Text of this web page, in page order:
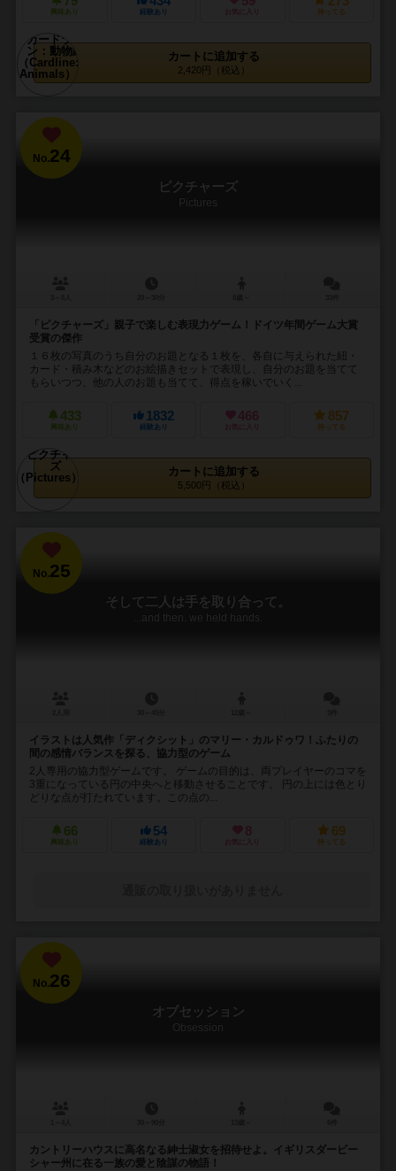
興味あり 経験あり お気に入り 持ってる
カートに追加する
2,420円（税込）
No.24
ピクチャーズ
Pictures
「ピクチャーズ」親子で楽しむ表現力ゲーム！ドイツ年間ゲーム大賞
受賞の傑作
１６枚の写真のうち自分のお題となる１枚を、各自に与えられた紐・
カード・積み木などのお絵描きセットで表現し、自分のお題を当てて
もらいつつ、他の人のお題も当てて、得点を稼いでいく...
433
興味あり
1832
経験あり
466
お気に入り
857
持ってる
カートに追加する
5,500円（税込）
No.25
そして二人は手を取り合って。
...and then. we held hands.
イラストは人気作「ディクシット」のマリー・カルドゥワ！ふたりの
間の感情バランスを探る、協力型のゲーム
2人専用の協力型ゲームです。 ゲームの目的は、両プレイヤーのコマを
3重になっている円の中央へと移動させることです。 円の上には色とり
どりな点が打たれています。この点の...
66
興味あり
54
経験あり
8
お気に入り
69
持ってる
No.26
オブセッション
Obsession
カントリーハウスに高名なる紳士淑女を招待せよ。イギリスダービー
シャー州に在る一族の愛と陰謀の物語！